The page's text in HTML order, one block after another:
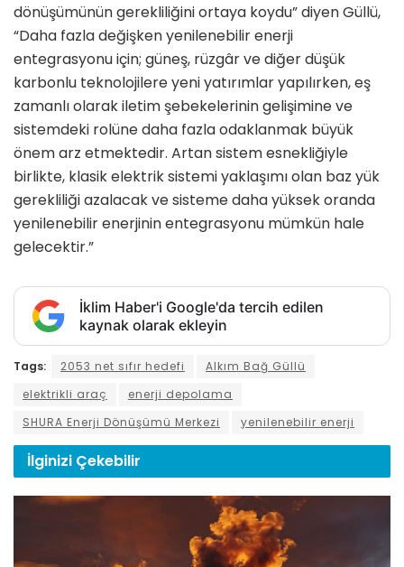
dönüşümünün gerekliliğini ortaya koydu” diyen Güllü,
“Daha fazla değişken yenilenebilir enerji
entegrasyonu için; güneş, rüzgâr ve diğer düşük
karbonlu teknolojilere yeni yatırımlar yapılırken, eş
zamanlı olarak iletim şebekelerinin gelişimine ve
sistemdeki rolüne daha fazla odaklanmak büyük
önem arz etmektedir. Artan sistem esnekliğiyle
birlikte, klasik elektrik sistemi yaklaşımı olan baz yük
gerekliliği azalacak ve sisteme daha yüksek oranda
yenilenebilir enerjinin entegrasyonu mümkün hale
gelecektir.”
İklim Haber'i Google'da tercih edilen
kaynak olarak ekleyin
Tags: 2053 net sıfır hedefi
Alkım Bağ Güllü
elektrikli araç
enerji depolama
SHURA Enerji Dönüşümü Merkezi
yenilenebilir enerji
İlginizi Çekebilir